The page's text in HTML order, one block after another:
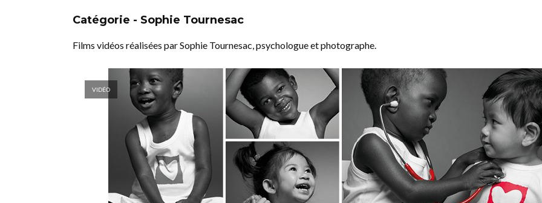
Catégorie - Sophie Tournesac
Films vidéos réalisées par Sophie Tournesac, psychologue et photographe.
VIDÉO